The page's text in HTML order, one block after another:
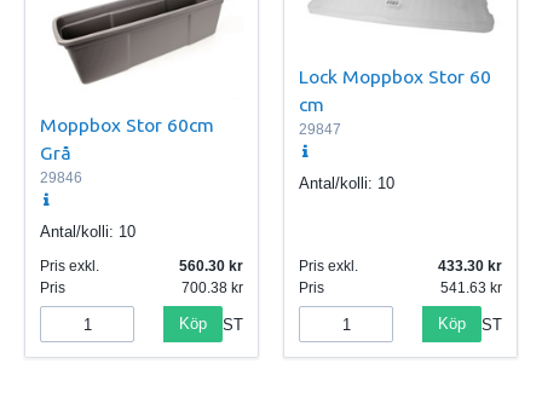
Moppbox Stor 60cm
Grå
29846
Antal/kolli: 10
Pris exkl.
560.30
Pris
700.38
Köp ST
Lock Moppbox Stor 60
cm
29847
Antal/kolli: 10
Pris exkl.
433.30
Pris
541.63
Köp ST